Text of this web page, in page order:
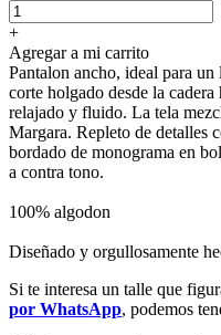
+
Agregar a mi carrito
Pantalon ancho, ideal para
corte holgado desde la
relajado y fluido. La tela
Margara. Repleto de detalles
bordado de monograma en
a contra tono.
100% algodon
Diseñado y orgullosamente
Si te interesa un talle que
por WhatsApp, podemos